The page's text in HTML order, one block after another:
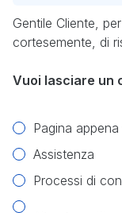
Gentile Cliente,
cortesemente, di
Vuoi lasciare un
Obbligatorio
Pagina
Assistenza
Processi di